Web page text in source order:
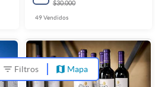
$30.000
49Vendidos
Filtros Mapa